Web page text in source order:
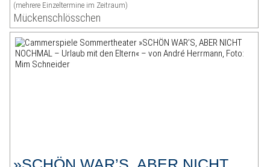
(mehrere Einzeltermine im Zeitraum)
Mückenschlösschen